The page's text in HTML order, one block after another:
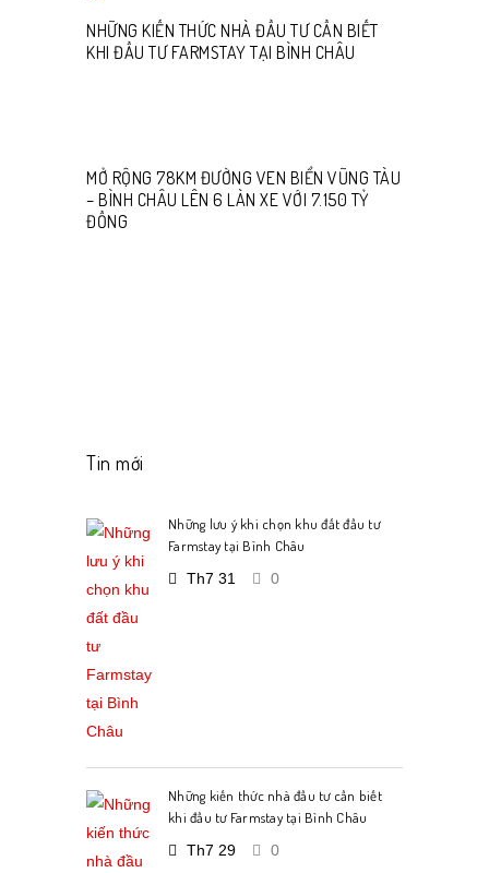
NHỮNG KIẾN THỨC NHÀ ĐẦU TƯ CẦN BIẾT
KHI ĐẦU TƯ FARMSTAY TẠI BÌNH CHÂU
MỞ RỘNG 78KM ĐƯỜNG VEN BIỂN VŨNG TÀU
– BÌNH CHÂU LÊN 6 LÀN XE VỚI 7.150 TỶ
ĐỒNG
Tin mới
Những lưu ý khi chọn khu đất đầu tư
Farmstay tại Bình Châu
Th7 31
0
Những kiến thức nhà đầu tư cần biết
khi đầu tư Farmstay tại Bình Châu
Th7 29
0